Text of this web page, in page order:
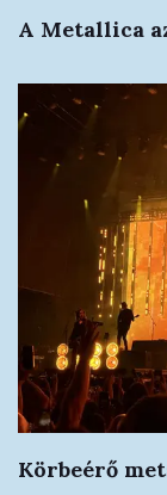
A Metallica
Körbeérő